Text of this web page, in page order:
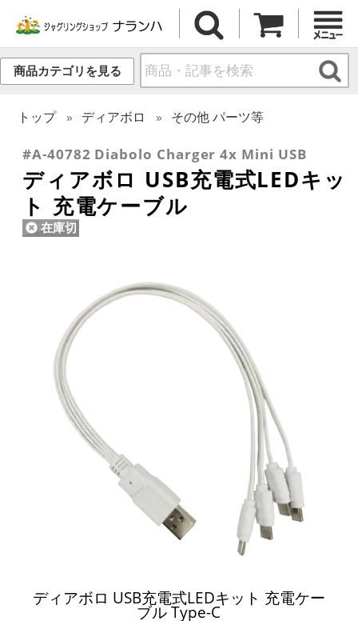
商品カテゴリを見る
トップ ディアボロ その他 パーツ等
#A-40782 Diabolo Charger 4x Mini USB
ディアボロ USB充電式LEDキッ
ト 充電ケーブル
在庫切
ディアボロ USB充電式LEDキット 充電ケー
ブル Type-C